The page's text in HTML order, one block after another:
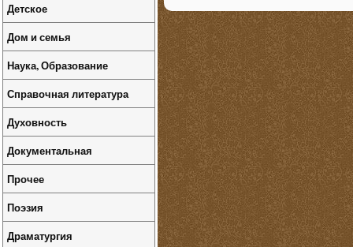
Детское
Дом и семья
Наука, Образование
Справочная литература
Духовность
Документальная
Прочее
Поэзия
Драматургия